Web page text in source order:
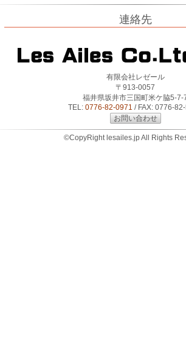
連絡先
有限会社レゼール
〒913-0057
福井県坂井市三国町米ケ脇5-7-
TEL:0776-82-0971 / FAX: 0776-
お問い合わせ
©CopyRight lesailes.jp All Rights